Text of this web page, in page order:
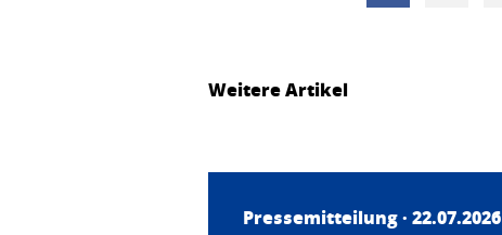
Weitere Artikel
Pressemitteilung · 22.07.2026